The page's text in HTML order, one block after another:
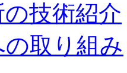
技術紹介
取り組み